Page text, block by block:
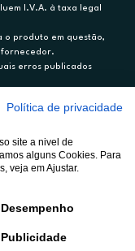
I.V.A. à taxa legal
o produto em questão,
erros publicados
12 meses, TAN
Paribas Personal
21 721 90 00 (dias
atua como
(registo
Política de privacidade
site a nivel de
alguns Cookies. Para
veja em Ajustar.
Desempenho
Publicidade